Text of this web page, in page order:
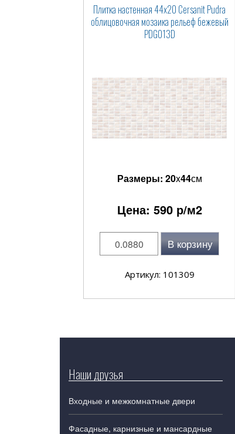
Плитка настенная 44x20 Cersanit Pudra
облицовочная мозаика рельеф бежевый
PDG013D
Размеры: 20x44см
Цена: 590р/м2
В корзину
Артикул: 101309
Наши друзья
Входные и межкомнатные двери
Фасадные, карнизные и мансардные